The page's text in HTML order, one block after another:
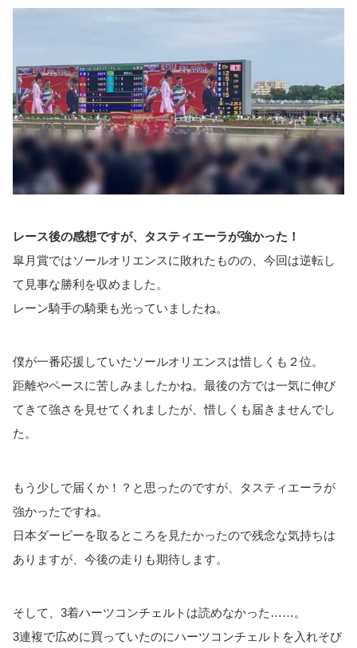
レース後の感想ですが、タスティエーラが強かった！
皐月賞ではソールオリエンスに敗れたものの、今回は逆転し
て見事な勝利を収めました。
レーン騎手の騎乗も光っていましたね。
僕が一番応援していたソールオリエンスは惜しくも２位。
距離やペースに苦しみましたかね。最後の方では一気に伸び
てきて強さを見せてくれましたが、惜しくも届きませんでし
た。
もう少しで届くか！？と思ったのですが、タスティエーラが
強かったですね。
日本ダービーを取るところを見たかったので残念な気持ちは
ありますが、今後の走りも期待します。
そして、3着ハーツコンチェルトは読めなかった……。
3連複で広めに買っていたのにハーツコンチェルトを入れそび